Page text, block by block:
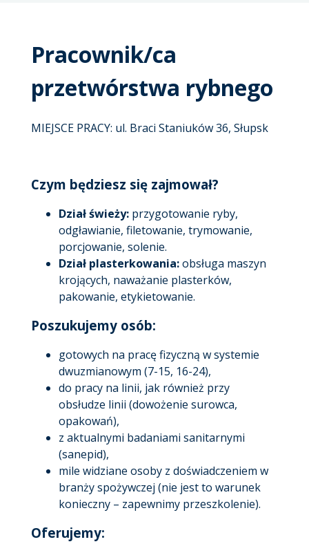
Pracownik/ca
przetwórstwa rybnego
MIEJSCE PRACY: ul. Braci Staniuków 36, Słupsk
Czym będziesz się zajmował?
Dział świeży: przygotowanie ryby,
odgławianie, filetowanie, trymowanie,
porcjowanie, solenie.
Dział plasterkowania:obsługa maszyn
krojących, naważanie plasterków,
pakowanie, etykietowanie.
Poszukujemy osób:
gotowych na pracę fizyczną w systemie
dwuzmianowym (7-15, 16-24),
do pracy na linii, jak również przy
obsłudze linii (dowożenie surowca,
opakowań),
z aktualnymi badaniami sanitarnymi
(sanepid),
mile widziane osoby z doświadczeniem w
branży spożywczej (nie jest to warunek
konieczny – zapewnimy przeszkolenie).
Oferujemy: